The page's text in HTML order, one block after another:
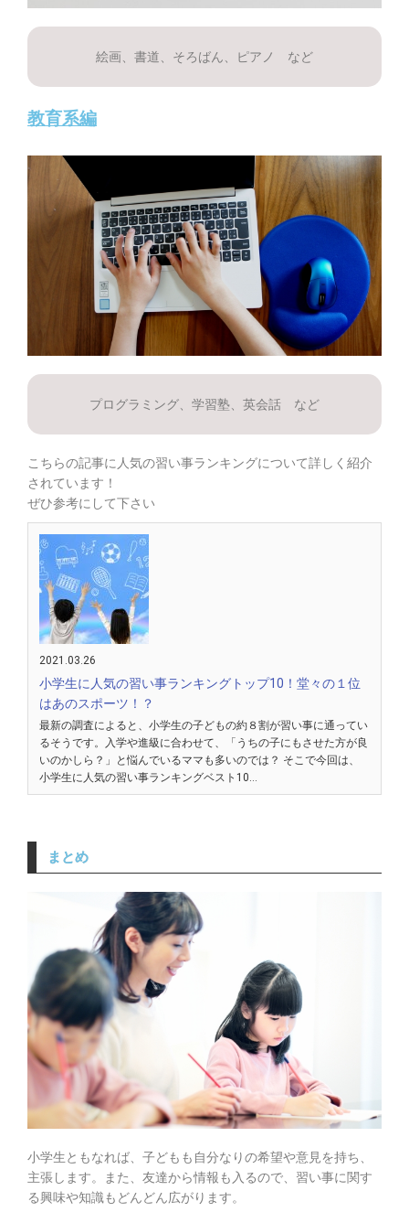
絵画、書道、そろばん、ピアノ など
教育系編
プログラミング、学習塾、英会話 など
こちらの記事に人気の習い事ランキングについて詳しく紹介
されています！
ぜひ参考にして下さい
2021.03.26
小学生に人気の習い事ランキングトップ10！堂々の１位
はあのスポーツ！？
最新の調査によると、小学生の子どもの約８割が習い事に通ってい
るそうです。入学や進級に合わせて、「うちの子にもさせた方が良
いのかしら？」と悩んでいるママも多いのでは？ そこで今回は、
小学生に人気の習い事ランキングベスト10…
まとめ
小学生ともなれば、子どもも自分なりの希望や意見を持ち、
主張します。また、友達から情報も入るので、習い事に関す
る興味や知識もどんどん広がります。